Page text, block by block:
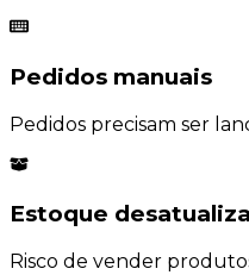
Pedidos manuais
Pedidos precisam ser
Estoque
Risco de vender